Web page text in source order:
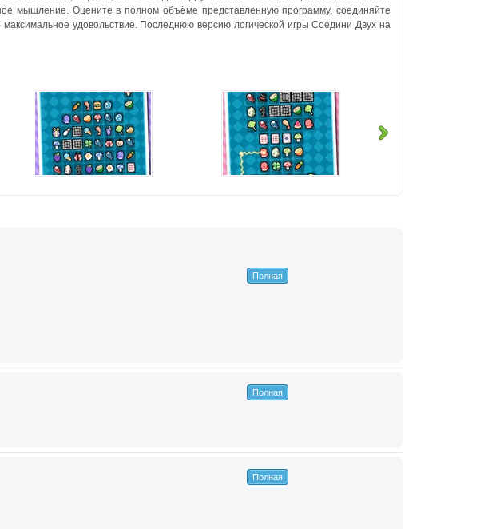
мышление. Оцените в полном объёме представленную программу, соединяйте
удовольствие.Последнюю версию логической игры Соедини Двух на
Полная
Полная
Полная